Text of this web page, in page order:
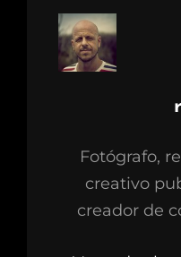
Fotógrafo,
creativo
creador de